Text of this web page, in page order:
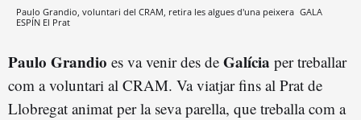
Paulo Grandio, voluntari del CRAM, retira les algues d'una peixera GALA
ESPÍN El Prat
Paulo Grandio es va venir des de Galícia per treballar
com a voluntari al CRAM. Va viatjar fins al Prat de
Llobregat animat per la seva parella, que treballa com a